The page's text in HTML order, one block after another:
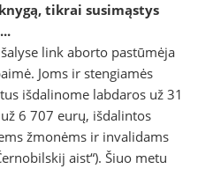
tikrai susimąstys
link aborto pastūmėja
Joms ir stengiamės
išdalinome labdaros už 31
6 707 eurų, išdalintos
žmonėms ir invalidams
aist“). Šiuo metu